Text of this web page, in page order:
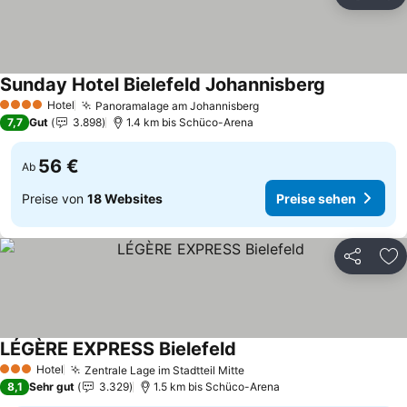
4 Sterne Hotel Panoramalage am Johannisberg
Sunday Hotel Bielefeld Johannisberg
7,7 Gut 3.898 1.4 km bis Schüco-Arena
Ab 56 €
Preise von 18 Websites Preise sehen
Teilen
3 SterneHotel Zentrale Lage im Stadtteil Mitte
LÉGÈRE EXPRESS Bielefeld
8,1 Sehr gut 3.329 1.5 km bis Schüco-Arena